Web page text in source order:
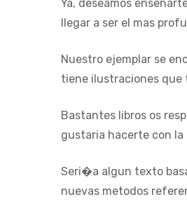
Ya, deseamos
llegar a ser el mas
Nuestro ejemplar se
tiene ilustraciones que
Bastantes libros os
gustaria hacerte con la
Seri�a algun texto
nuevas metodos